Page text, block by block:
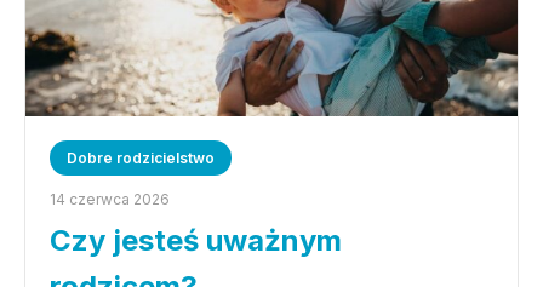
Dobre rodzicielstwo
14 czerwca 2026
Czy jesteś uważnym